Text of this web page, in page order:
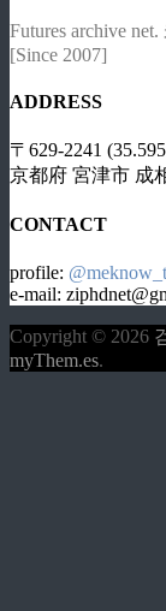
Futures archive
[Since 2007]
ADDRESS
〒629-2241
京都府 宮津市 成
CONTACT
profile:
e-mail:
Copyright © 2026
myThem.es.